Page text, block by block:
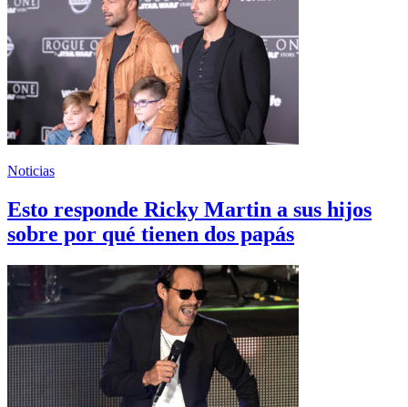
Noticias
Esto responde Ricky Martin a sus hijos
sobre por qué tienen dos papás